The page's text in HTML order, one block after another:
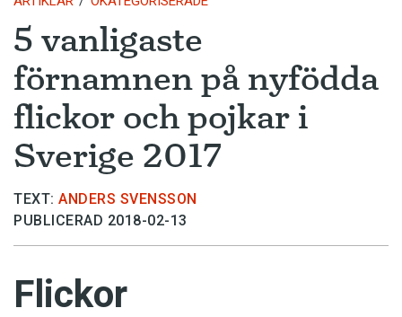
5 vanligaste
förnamnen på nyfödda
flickor och pojkar i
Sverige 2017
TEXT: ANDERS SVENSSON
PUBLICERAD 2018-02-13
Flickor